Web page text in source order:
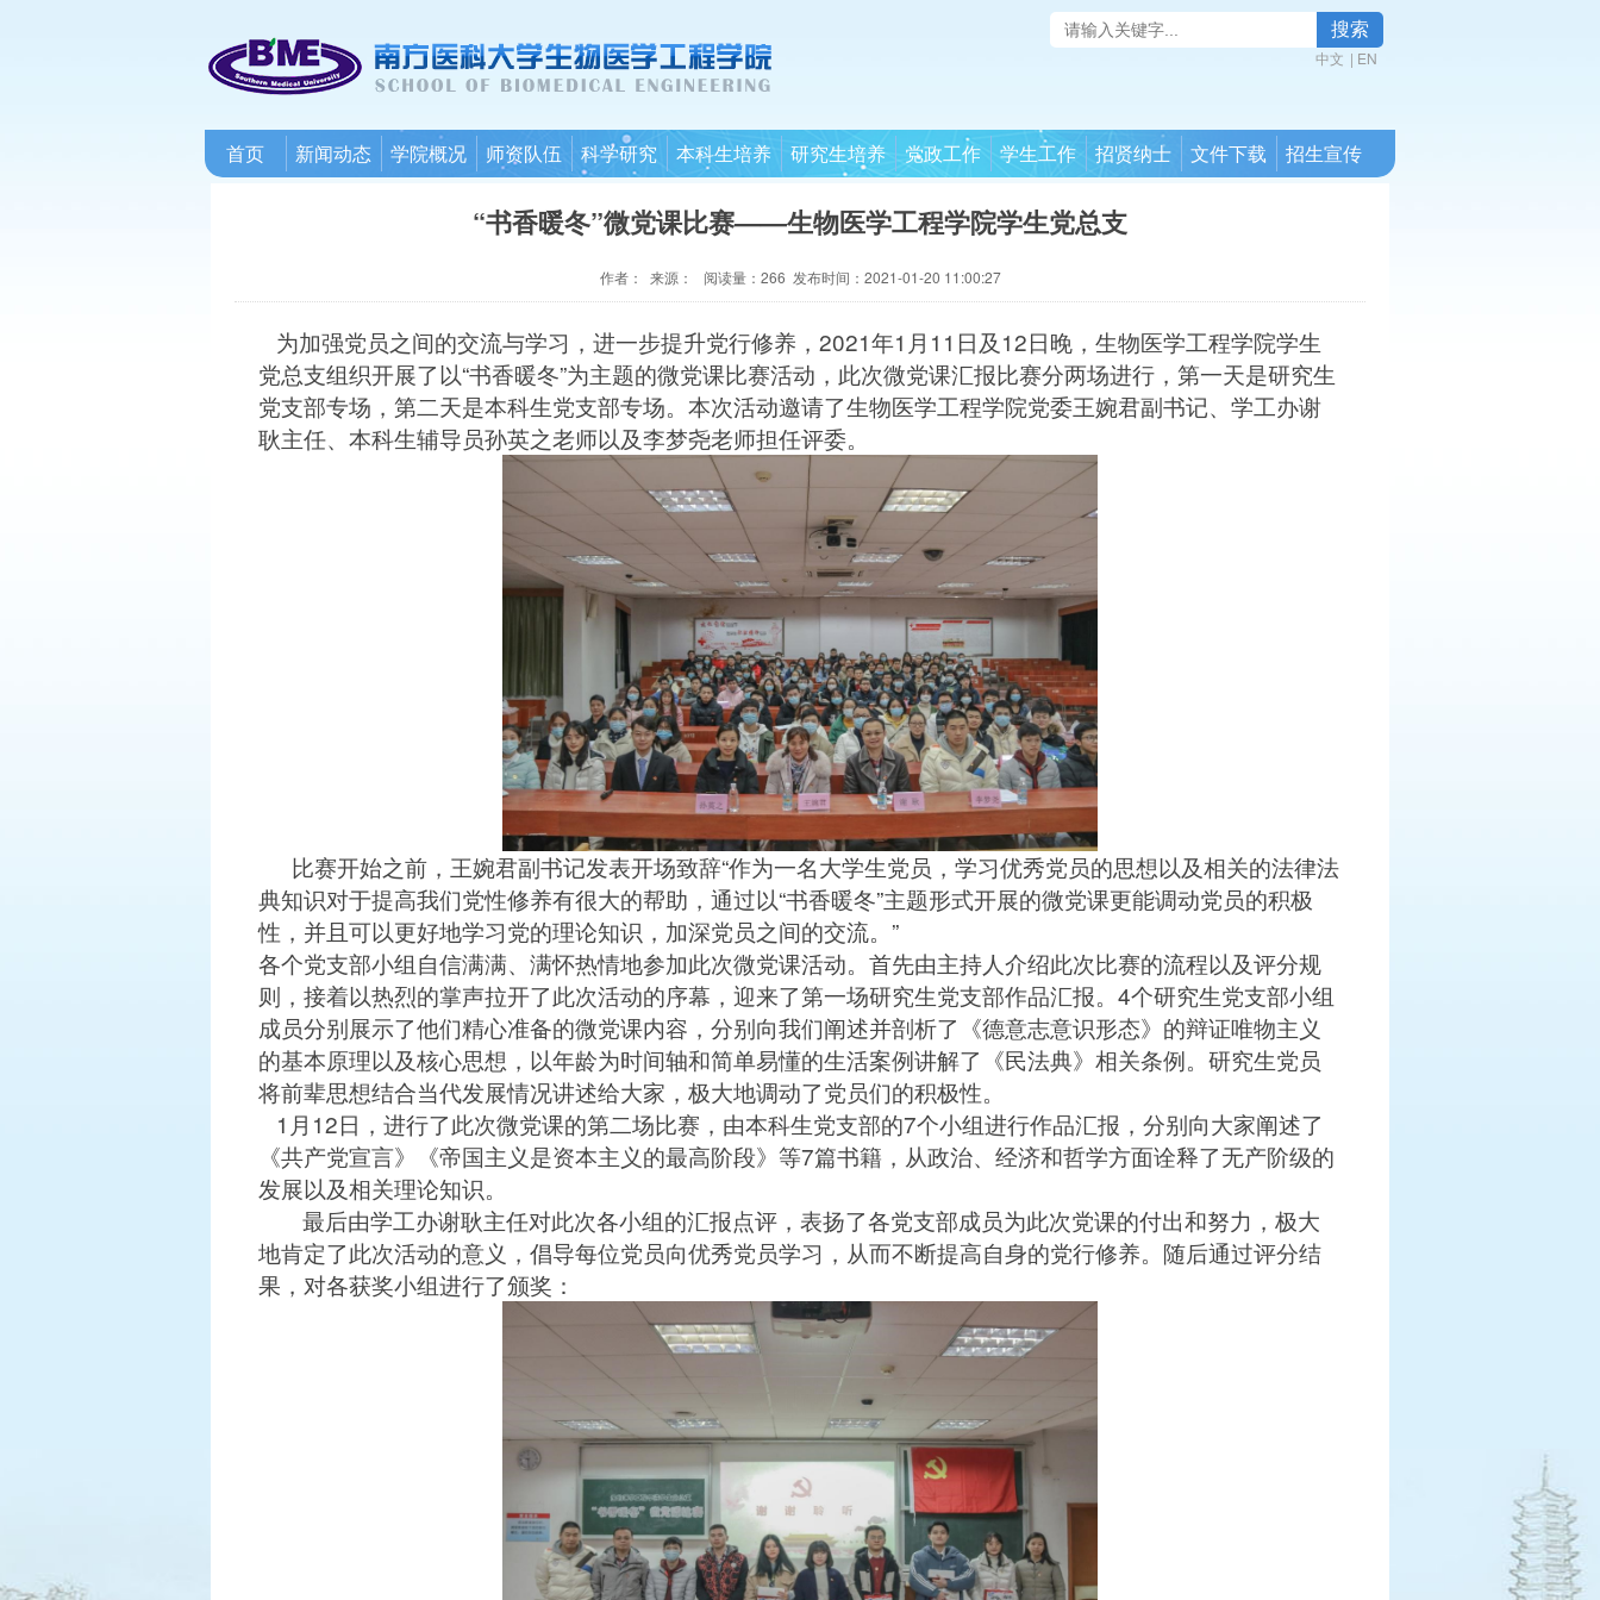
搜索
中文 | EN
首页 新闻动态 学院概况 师资队伍 科学研究 本科生培养 研究生培养 党政工作 学生工作 招贤纳士 文件下载 招生宣传
“书香暖冬”微党课比赛——生物医学工程学院学生党总支
作者： 来源： 阅读量： 266 发布时间：2021-01-20 11:00:27
为加强党员之间的交流与学习，进一步提升党行修养， 2021年1 月 11 日及12日晚，生物医学工程学院学生
党总支组织开展了以“书香暖冬”为主题的微党课比赛活动，此次微党课汇报比赛分两场进行，第一天是研究生
党支部专场，第二天是本科生党支部专场。本次活动邀请了生物医学工程学院党委王婉君副书记、学工办谢
耿主任、本科生辅导员孙英之老师以及李梦尧老师担任评委。
比赛开始之前， 王婉君副书记发表开场致辞“作为一名大学生党员，学习优秀党员的思想以及相关的法律法
典知识对于提高我们党性修养有很大的帮助，通过以“书香暖冬”主题形式开展的微党课更能调动党员的积极
性，并且可以更好地学习党的理论知识，加深党员之间的交流。”
各个党支部小组自信满满、满怀热情地参加此次微党课活动。首先由主持人介绍此次比赛的流程以及评分规
则，接着以热烈的掌声拉开了此次活动的序幕，迎来了第一场研究生党支部作品汇报。 4个研究生党支部小组
成员分别展示了他们精心准备的微党课内容，分别向我们阐述并剖析了《德意志意识形态》的辩证唯物主义
的基本原理以及核心思想，以年龄为时间轴和简单易懂的生活案例讲解了《民法典》相关条例。研究生党员
将前辈思想结合当代发展情况讲述给大家，极大地调动了党员们的积极性。
1 月 12日，进行了此次微党课的第二场比赛，由本科生党支部的7个小组进行作品汇报，分别向大家阐述了
《共产党宣言》《帝国主义是资本主义的最高阶段》等7篇书籍，从政治、经济和哲学方面诠释了无产阶级的
发展以及相关理论知识。
最后由学工办谢耿主任对此次各小组的汇报点评，表扬了各党支部成员为此次党课的付出和努力，极大
地肯定了此次活动的意义，倡导每位党员向优秀党员学习，从而不断提高自身的党行修养。随后通过评分结
果，对各获奖小组进行了颁奖：